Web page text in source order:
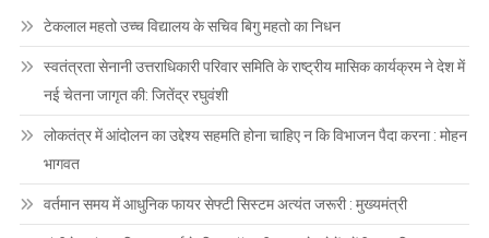
टेकलाल महतो उच्च विद्यालय के सचिव बिगु महतो का निधन
स्वतंत्रता सेनानी उत्तराधिकारी परिवार समिति के राष्ट्रीय मासिक कार्यक्रम ने देश में
नई चेतना जागृत की: जितेंद्र रघुवंशी
लोकतंत्र में आंदोलन का उद्देश्य सहमति होना चाहिए न कि विभाजन पैदा करना : मोहन
भागवत
वर्तमान समय में आधुनिक फायर सेफ्टी सिस्टम अत्यंत जरूरी : मुख्यमंत्री